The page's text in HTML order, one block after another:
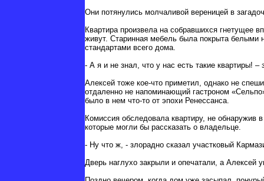
Они потянулись молчаливой вереницей в
Квартира произвела на собравшихся гнетущее
живут. Старинная мебель была покрыта белыми
стандартами всего дома.
- А я и не знал, что у нас есть такие квартиры!
Алексей тоже кое-что приметил, однако не
отдаленно не напоминающий гастроном
было в нем что-то от эпохи Ренессанса.
Комиссия обследовала квартиру, не
которые могли бы рассказать о владельце.
- Ну что ж, - злорадно сказал участковый
Дверь наглухо закрыли и опечатали, а Алексей